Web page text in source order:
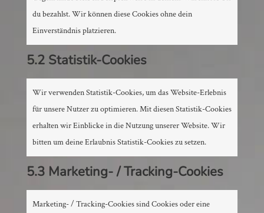
du bezahlst. Wir können diese Cookies ohne dein
Einverständnis platzieren.
5.2 Statistik-Cookies
Wir verwenden Statistik-Cookies, um das Website-Erlebnis
für unsere Nutzer zu optimieren. Mit diesen Statistik-Cookies
erhalten wir Einblicke in die Nutzung unserer Website. Wir
bitten um deine Erlaubnis Statistik-Cookies zu setzen.
5.3 Marketing- / Tracking-Cookies
Marketing- / Tracking-Cookies sind Cookies oder eine